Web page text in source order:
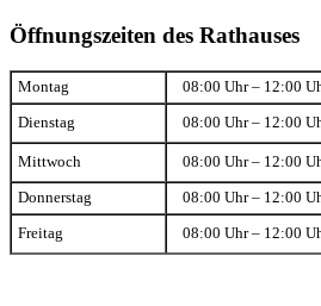
Öffnungszeiten des Rathauses
Montag 08:00 Uhr – 12:00
Dienstag 08:00 Uhr – 12:00
Mittwoch 08:00 Uhr – 12:00
Donnerstag 08:00 Uhr – 12:00
Freitag 08:00 Uhr – 12:00